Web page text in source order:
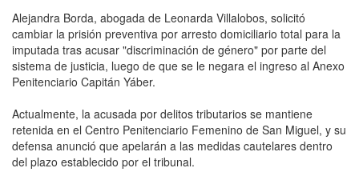
Alejandra Borda, abogada de Leonarda Villalobos, solicitó
cambiar la prisión preventiva por arresto domiciliario total para la
imputada tras acusar "discriminación de género" por parte del
sistema de justicia, luego de que se le negara el ingreso al Anexo
Penitenciario Capitán Yáber.
Actualmente, la acusada por delitos tributarios se mantiene
retenida en el Centro Penitenciario Femenino de San Miguel, y su
defensa anunció que apelarán a las medidas cautelares dentro
del plazo establecido por el tribunal.